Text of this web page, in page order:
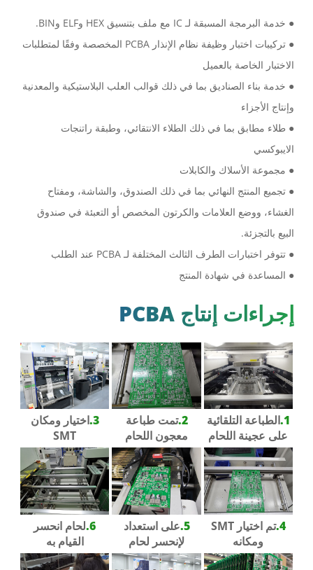
● خدمة البرمجة المسبقة لـ IC مع ملف بتنسيق HEX وELF وBIN.
● تركيبات اختبار وظيفة نظام الإنذار PCBA المخصصة وفقًا لمتطلبات
الاختبار الخاصة بالعميل
● خدمة بناء الصناديق بما في ذلك قوالب العلب البلاستيكية والمعدنية
وإنتاج الأجزاء
● طلاء مطابق بما في ذلك الطلاء الانتقائي، وطبقة راتنجات
الايبوكسي
● مجموعة الأسلاك والكابلات
● تجميع المنتج النهائي بما في ذلك الصندوق، والشاشة، ومفتاح
الغشاء، ووضع العلامات والكرتون المخصص أو التعبئة في صندوق
البيع بالتجزئة.
● تتوفر اختبارات الطرف الثالث المختلفة لـ PCBA عند الطلب
● المساعدة في شهادة المنتج
إجراءات إنتاج PCBA
1. الطباعة التلقائية
على عجينة اللحام
2. تمت طباعة
معجون اللحام
3. اختيار ومكان
SMT
4.
تم اختيار SMT
ومكانه
5. على استعداد
لإنحسر لحام
6. لحام انحسر
القيام به